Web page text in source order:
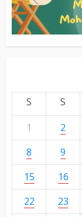
S S
1
2
8
9
15
16
22
23